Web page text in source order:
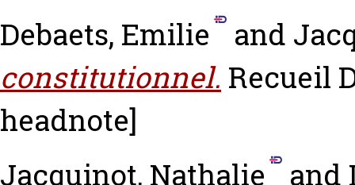
Debaets, Emilie
and
constitutionnel. Recueil
headnote]
Jacquinot, Nathalie
and